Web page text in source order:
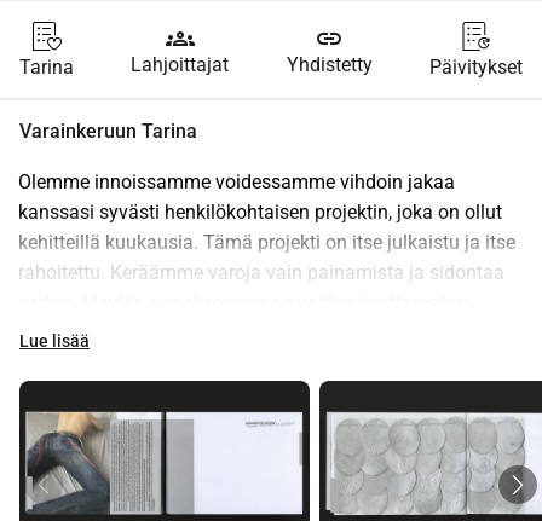
Tarina
groups
Lahjoittajat
link
Yhdistetty Päivitykset
Varainkeruun Tarina
Olemme innoissamme voidessamme vihdoin jakaa
kanssasi syvästi henkilökohtaisen projektin, joka on ollut
kehitteillä kuukausia. Tämä projekti on itse julkaistu ja itse
rahoitettu. Keräämme varoja vain painamista ja sidontaa
Esitilaa nyt hintaan 50 PLN
@garaments:lle saadaksesi lisätietoja
Lue lisää